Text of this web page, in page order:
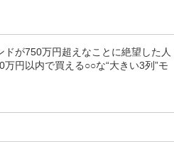
ドが750万円超えなことに絶望した人
万円以内で買える○○な“大きい3列”モ